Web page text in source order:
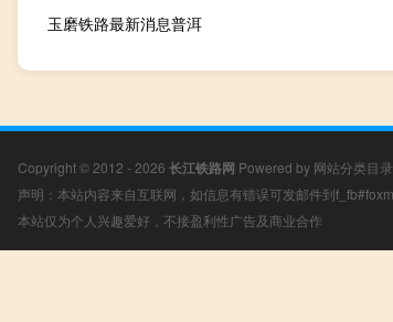
玉磨铁路最新消息普洱
Copyright © 2012 - 2026 长江铁路网 Powered by 网站分类目录
声明：本站内容来自互联网，如信息有错误可发邮件到
本站仅为个人兴趣爱好，不接盈利性广告及商业合作